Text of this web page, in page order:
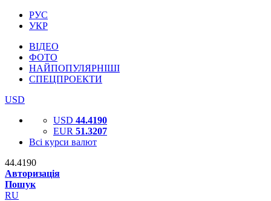
РУС
УКР
ВІДЕО
ФОТО
НАЙПОПУЛЯРНІШІ
СПЕЦПРОЕКТИ
USD
USD 44.4190
EUR 51.3207
Всі курси валют
44.4190
Авторизація
Пошук
RU